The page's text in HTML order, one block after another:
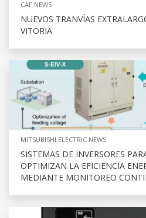
CAF NEWS
NUEVOS TRANVÍAS
VITORIA
MITSUBISHI ELECTRIC NEWS
SISTEMAS DE INVERSORES
OPTIMIZAN LA EFICIENCIA
MEDIANTE MONITOREO